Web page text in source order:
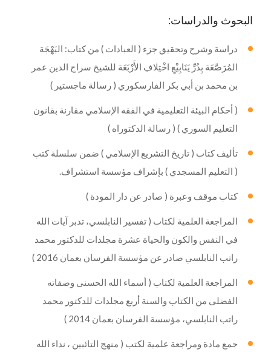
البحوث والدراسات:
دراسة وشرح وتحقيق جزء ( العبادات ) من كتاب: البَهْجَة
المُرَصَّعَة بِدُرِّ يَنَابِيْعِ اخْتِلافِ الأَرْبَعَة للشيخ سراج الدين عمر
بن محمد بن أبي بكر الفارسكوري ( رسالة ماجستير )
( أحكام البيئة التعليمية في الفقه الإسلامي مقارنة بقانون
التعليم السوري ) ( رسالة الدكتوراه )
تأليف كتاب ( تاريخ التشريع الإسلامي ) ضمن سلسلة كتب
( التعليم المسجدي ) بإشراف مؤسسة استشراف.
كتاب موقف وعبرة ( صادر عن دار المودة )
المراجعة العلمية لكتاب ( تفسير النابلسي، تدبر آيات الله
في النفس والكون والحياة عشرة مجلدات للدكتور محمد
راتب النابلسي صادر عن مؤسسة الفرسان بعمان 2016 )
المراجعة العلمية لكتاب ( أسماء الله الحسنى وصفاته
الفضلى من الكتاب والسنة أربع مجلدات للدكتور محمد
راتب النابلسي، مؤسسة الفرسان بعمان 2014 )
جمع مادة ومراجعة علمية لكتب ( منهج التائبين ، نداء الله